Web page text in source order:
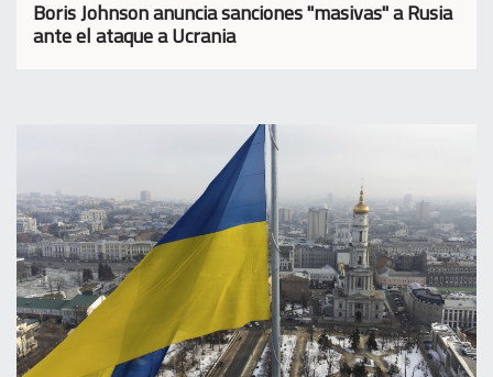
Boris Johnson anuncia sanciones "masivas" a Rusia
ante el ataque a Ucrania